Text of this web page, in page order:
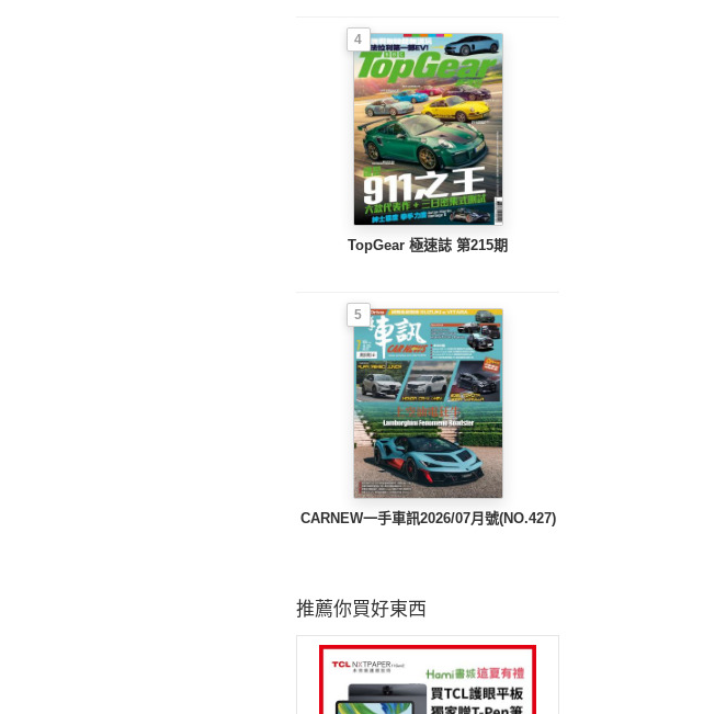
4
TopGear 極速誌 第215期
5
CARNEW一手車訊2026/07月號(NO.427)
推薦你買好東西